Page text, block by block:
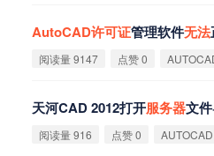
AutoCAD许可证管理软件无法
阅读量 9147 点赞 0
天河CAD 2012打开服务器文
阅读量 916 点赞 0 AUTOCAD